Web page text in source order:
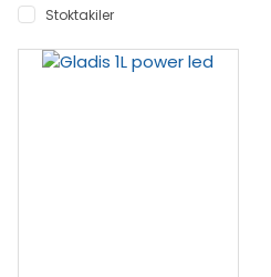
Stoktakiler